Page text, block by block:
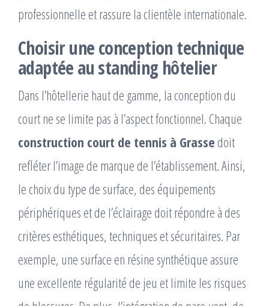
professionnelle et rassure la clientèle internationale.
Choisir une conception technique
adaptée au standing hôtelier
Dans l’hôtellerie haut de gamme, la conception du
court ne se limite pas à l’aspect fonctionnel. Chaque
construction court de tennis à Grasse doit
refléter l’image de marque de l’établissement. Ainsi,
le choix du type de surface, des équipements
périphériques et de l’éclairage doit répondre à des
critères esthétiques, techniques et sécuritaires. Par
exemple, une surface en résine synthétique assure
une excellente régularité de jeu et limite les risques